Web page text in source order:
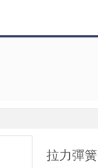
拉力彈簧